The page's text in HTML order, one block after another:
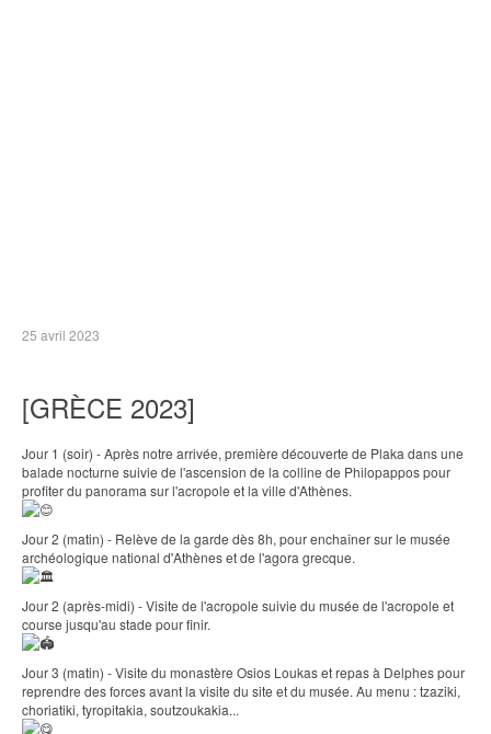
25 avril 2023
[GRÈCE 2023]
Jour 1 (soir) - Après notre arrivée, première découverte de Plaka dans une
balade nocturne suivie de l'ascension de la colline de Philopappos pour
profiter du panorama sur l'acropole et la ville d'Athènes.
Jour 2 (matin) - Relève de la garde dès 8h, pour enchaîner sur le musée
archéologique national d'Athènes et de l'agora grecque.
Jour 2 (après-midi) - Visite de l'acropole suivie du musée de l'acropole et
course jusqu'au stade pour finir.
Jour 3 (matin) - Visite du monastère Osios Loukas et repas à Delphes pour
reprendre des forces avant la visite du site et du musée. Au menu : tzaziki,
choriatiki, tyropitakia, soutzoukakia...